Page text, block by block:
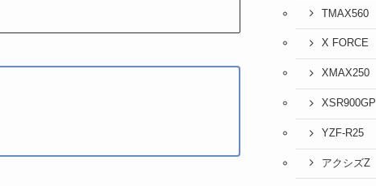
TMAX560
X FORCE
XMAX250
XSR900GP
YZF-R25
アクシズZ